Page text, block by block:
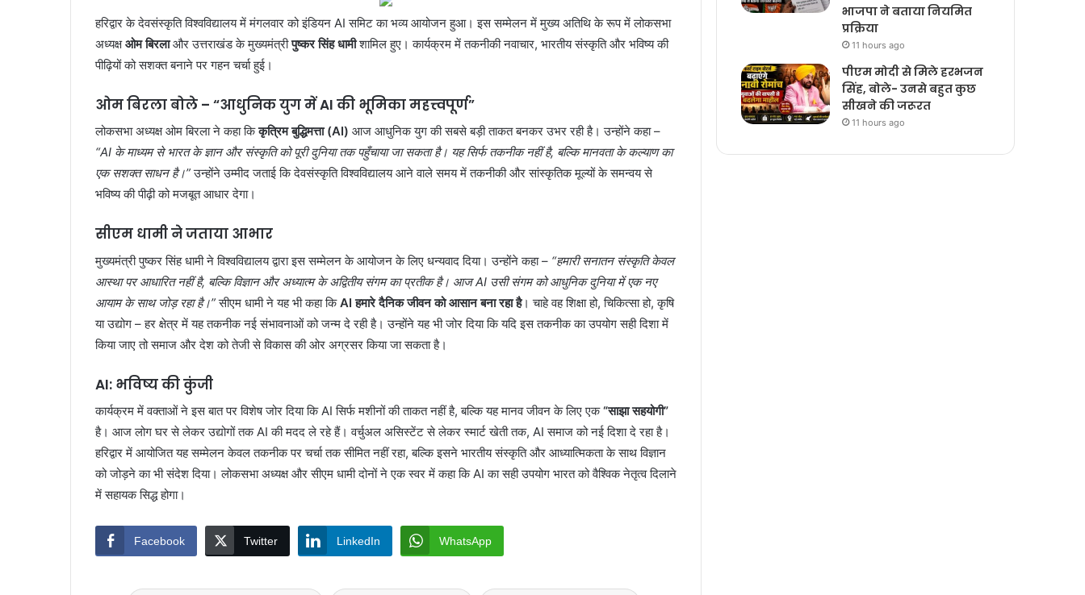
हरिद्वार के देवसंस्कृति विश्वविद्यालय में मंगलवार को इंडियन AI समिट का भव्य आयोजन हुआ। इस सम्मेलन में मुख्य अतिथि के रूप में लोकसभा
अध्यक्षओम बिरलाऔर उत्तराखंड के मुख्यमंत्रीपुष्कर सिंह धामीशामिल हुए। कार्यक्रम में तकनीकी नवाचार, भारतीय संस्कृति और भविष्य की
पीढ़ियों को सशक्त बनाने पर गहन चर्चा हुई।
ओम बिरला बोले – “आधुनिक युग में AI की भूमिका महत्त्वपूर्ण”
लोकसभा अध्यक्ष ओम बिरला ने कहा किकृत्रिम बुद्धिमत्ता (AI) आज आधुनिक युग की सबसे बड़ी ताकत बनकर उभर रही है। उन्होंने कहा –
“AI के माध्यम से भारत के ज्ञान और संस्कृति को पूरी दुनिया तक पहुँचाया जा सकता है। यह सिर्फ तकनीक नहीं है, बल्कि मानवता के कल्याण का
एक सशक्त साधन है।”उन्होंने उम्मीद जताई कि देवसंस्कृति विश्वविद्यालय आने वाले समय में तकनीकी और सांस्कृतिक मूल्यों के समन्वय से
भविष्य की पीढ़ी को मजबूत आधार देगा।
सीएम धामी ने जताया आभार
मुख्यमंत्री पुष्कर सिंह धामी ने विश्वविद्यालय द्वारा इस सम्मेलन के आयोजन के लिए धन्यवाद दिया। उन्होंने कहा – “हमारी सनातन संस्कृति केवल
आस्था पर आधारित नहीं है, बल्कि विज्ञान और अध्यात्म के अद्वितीय संगम का प्रतीक है। आज AI उसी संगम को आधुनिक दुनिया में एक नए
आयाम के साथ जोड़ रहा है।”सीएम धामी ने यह भी कहा किAI हमारे दैनिक जीवन को आसान बना रहा है। चाहे वह शिक्षा हो, चिकित्सा हो, कृषि
या उद्योग – हर क्षेत्र में यह तकनीक नई संभावनाओं को जन्म दे रही है। उन्होंने यह भी जोर दिया कि यदि इस तकनीक का उपयोग सही दिशा में
किया जाए तो समाज और देश को तेजी से विकास की ओर अग्रसर किया जा सकता है।
AI: भविष्य की कुंजी
कार्यक्रम में वक्ताओं ने इस बात पर विशेष जोर दिया कि AI सिर्फ मशीनों की ताकत नहीं है, बल्कि यह मानव जीवन के लिए एक“साझा सहयोगी”
है। आज लोग घर से लेकर उद्योगों तक AI की मदद ले रहे हैं। वर्चुअल असिस्टेंट से लेकर स्मार्ट खेती तक, AI समाज को नई दिशा दे रहा है।
हरिद्वार में आयोजित यह सम्मेलन केवल तकनीक पर चर्चा तक सीमित नहीं रहा, बल्कि इसने भारतीय संस्कृति और आध्यात्मिकता के साथ विज्ञान
को जोड़ने का भी संदेश दिया। लोकसभा अध्यक्ष और सीएम धामी दोनों ने एक स्वर में कहा कि AI का सही उपयोग भारत को वैश्विक नेतृत्व दिलाने
में सहायक सिद्ध होगा।
Facebook Twitter LinkedIn WhatsApp
भाजपा ने बताया नियमित
प्रक्रिया
11 hours ago
पीएम मोदी से मिले हरभजन
सिंह, बोले- उनसे बहुत कुछ
सीखने की जरूरत
11 hours ago